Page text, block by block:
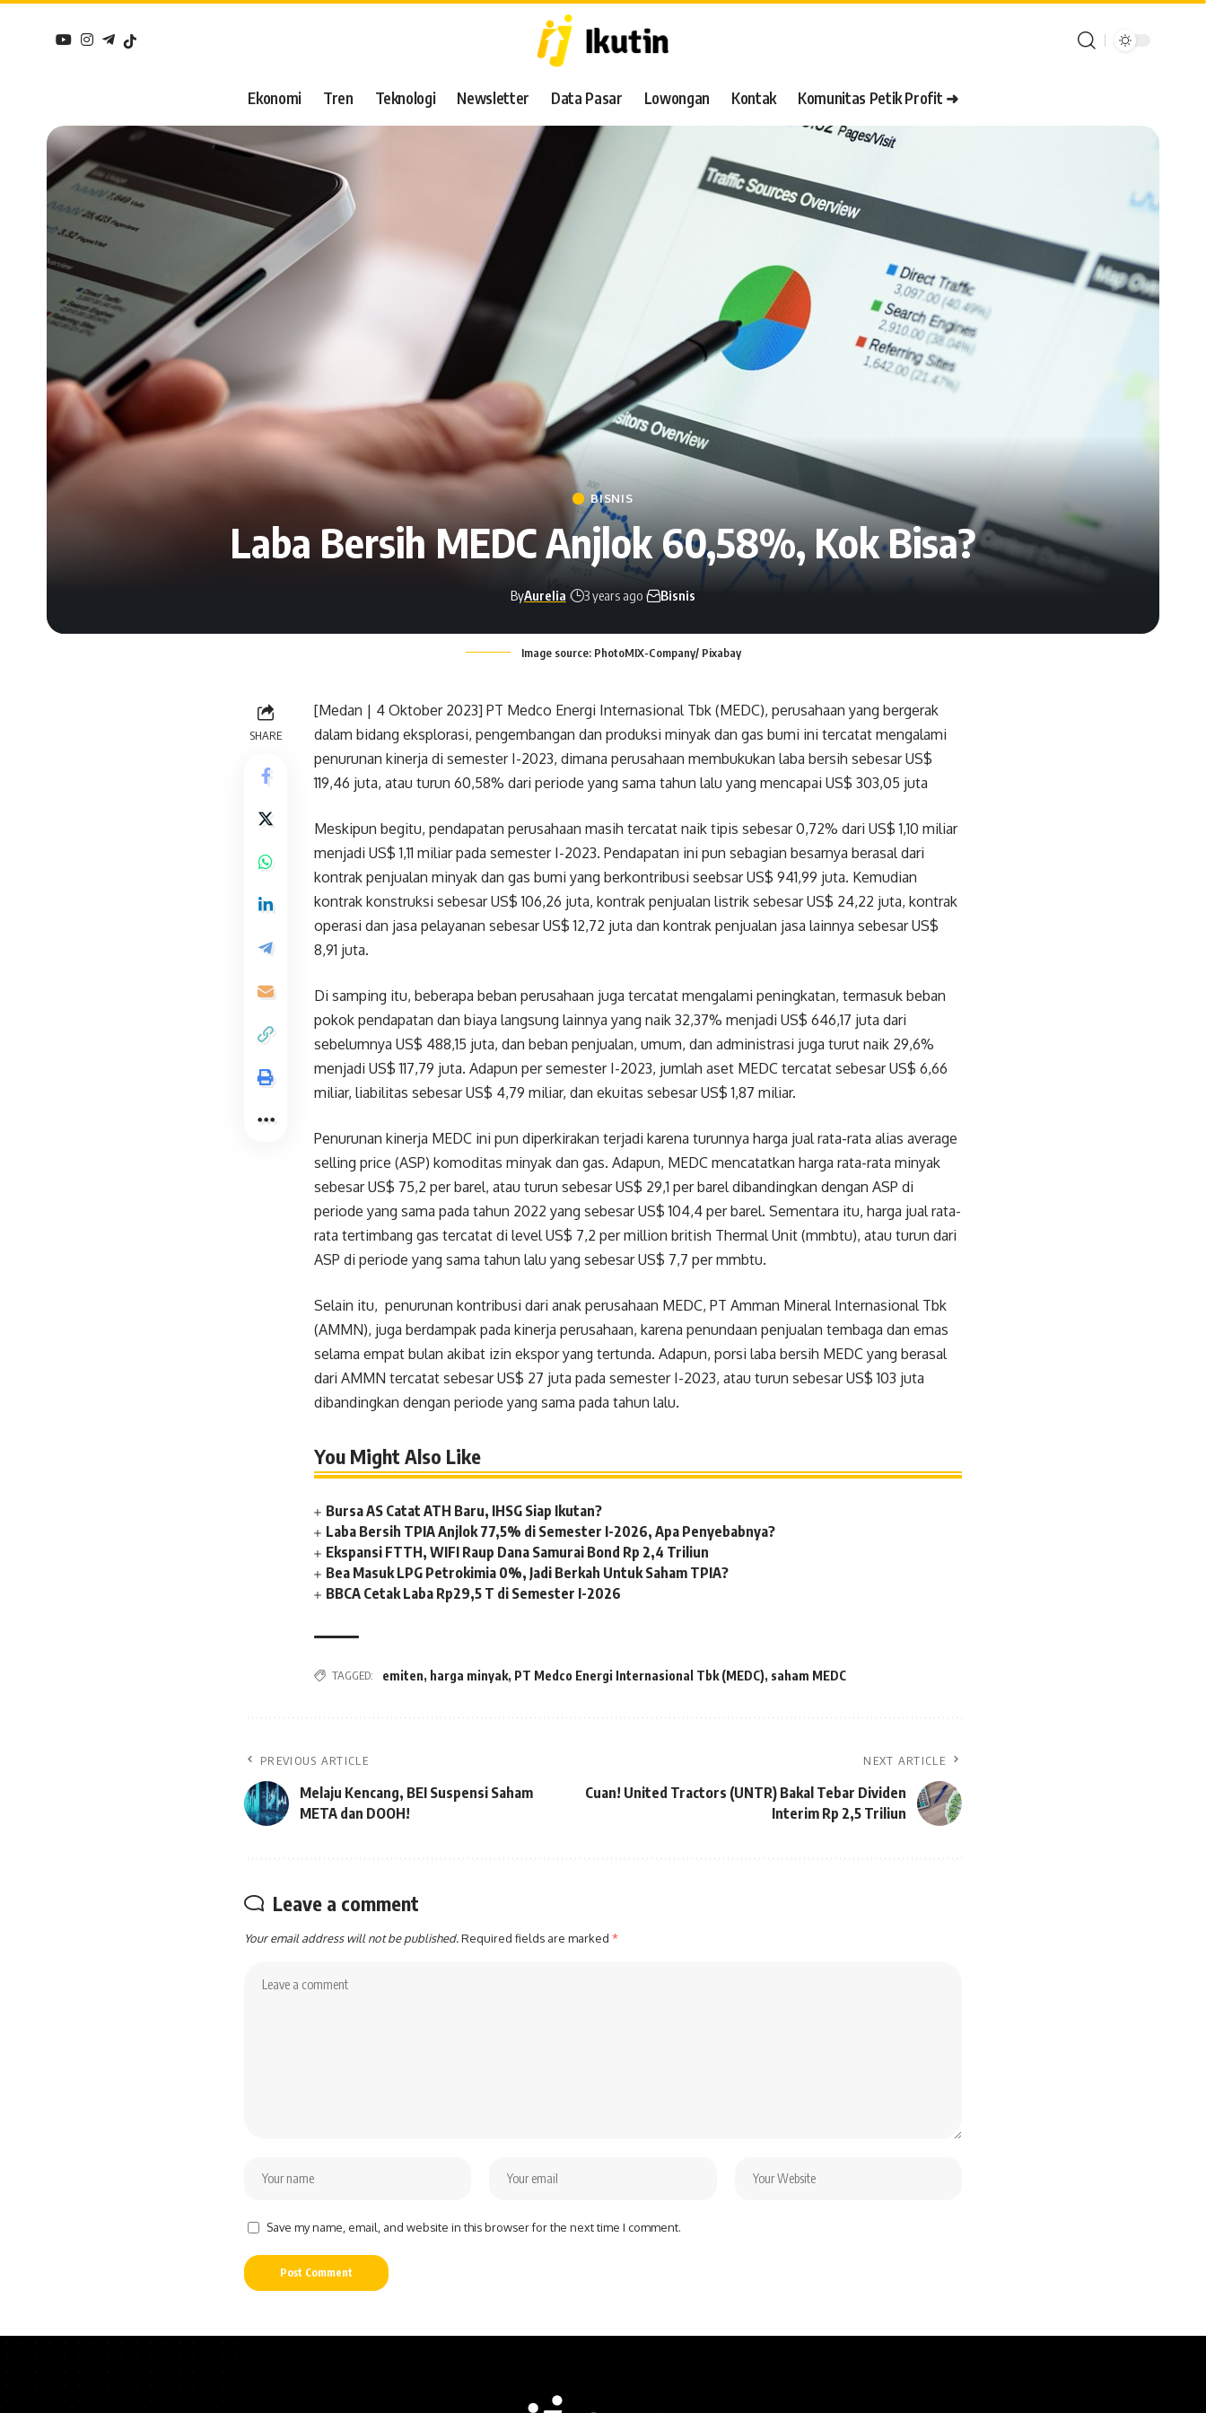
Ekonomi Tren Teknologi Newsletter Data Pasar Lowongan Kontak Komunitas Petik Profit ➜
BISNIS
Laba Bersih MEDC Anjlok 60,58%, Kok Bisa?
ByAurelia 3 years ago Bisnis
Image source: PhotoMIX-Company/ Pixabay
SHARE
[Medan | 4 Oktober 2023] PT Medco Energi Internasional Tbk (MEDC), perusahaan yang bergerak
dalam bidang eksplorasi, pengembangan dan produksi minyak dan gas bumi ini tercatat mengalami
penurunan kinerja di semester I-2023, dimana perusahaan membukukan laba bersih sebesar US$
119,46 juta, atau turun 60,58% dari periode yang sama tahun lalu yang mencapai US$ 303,05 juta
Meskipun begitu, pendapatan perusahaan masih tercatat naik tipis sebesar 0,72% dari US$ 1,10 miliar
menjadi US$ 1,11 miliar pada semester I-2023. Pendapatan ini pun sebagian besarnya berasal dari
kontrak penjualan minyak dan gas bumi yang berkontribusi seebsar US$ 941,99 juta. Kemudian
kontrak konstruksi sebesar US$ 106,26 juta, kontrak penjualan listrik sebesar US$ 24,22 juta, kontrak
operasi dan jasa pelayanan sebesar US$ 12,72 juta dan kontrak penjualan jasa lainnya sebesar US$
8,91 juta.
Di samping itu, beberapa beban perusahaan juga tercatat mengalami peningkatan, termasuk beban
pokok pendapatan dan biaya langsung lainnya yang naik 32,37% menjadi US$ 646,17 juta dari
sebelumnya US$ 488,15 juta, dan beban penjualan, umum, dan administrasi juga turut naik 29,6%
menjadi US$ 117,79 juta. Adapun per semester I-2023, jumlah aset MEDC tercatat sebesar US$ 6,66
miliar, liabilitas sebesar US$ 4,79 miliar, dan ekuitas sebesar US$ 1,87 miliar.
Penurunan kinerja MEDC ini pun diperkirakan terjadi karena turunnya harga jual rata-rata alias average
selling price (ASP) komoditas minyak dan gas. Adapun, MEDC mencatatkan harga rata-rata minyak
sebesar US$ 75,2 per barel, atau turun sebesar US$ 29,1 per barel dibandingkan dengan ASP di
periode yang sama pada tahun 2022 yang sebesar US$ 104,4 per barel. Sementara itu, harga jual rata-
rata tertimbang gas tercatat di level US$ 7,2 per million british Thermal Unit (mmbtu), atau turun dari
ASP di periode yang sama tahun lalu yang sebesar US$ 7,7 per mmbtu.
Selain itu, penurunan kontribusi dari anak perusahaan MEDC, PT Amman Mineral Internasional Tbk
(AMMN), juga berdampak pada kinerja perusahaan, karena penundaan penjualan tembaga dan emas
selama empat bulan akibat izin ekspor yang tertunda. Adapun, porsi laba bersih MEDC yang berasal
dari AMMN tercatat sebesar US$ 27 juta pada semester I-2023, atau turun sebesar US$ 103 juta
dibandingkan dengan periode yang sama pada tahun lalu.
You Might Also Like
Bursa AS Catat ATH Baru, IHSG Siap Ikutan?
Laba Bersih TPIA Anjlok 77,5% di Semester I-2026, Apa Penyebabnya?
Ekspansi FTTH, WIFI Raup Dana Samurai Bond Rp 2,4 Triliun
Bea Masuk LPG Petrokimia 0%, Jadi Berkah Untuk Saham TPIA?
BBCA Cetak Laba Rp29,5 T di Semester I-2026
TAGGED: emiten, harga minyak, PT Medco Energi Internasional Tbk (MEDC), saham MEDC
PREVIOUS ARTICLE
Melaju Kencang, BEI Suspensi Saham
META dan DOOH!
NEXT ARTICLE
Cuan! United Tractors (UNTR) Bakal Tebar Dividen
Interim Rp 2,5 Triliun
Leave a comment
Your email address will not be published.Required fields are marked *
Save my name, email, and website in this browser for the next time I comment.